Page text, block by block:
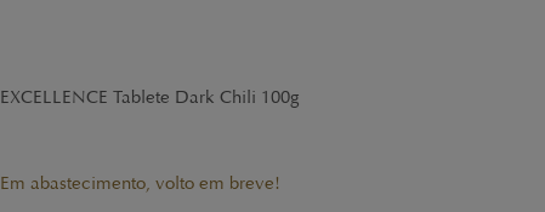
EXCELLENCE Tablete Dark Chili 100g
Em abastecimento, volto em breve!